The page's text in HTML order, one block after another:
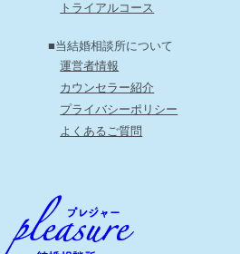
トライアルコース
■当結婚相談所について
運営者情報
カウンセラー紹介
プライバシーポリシー
よくあるご質問